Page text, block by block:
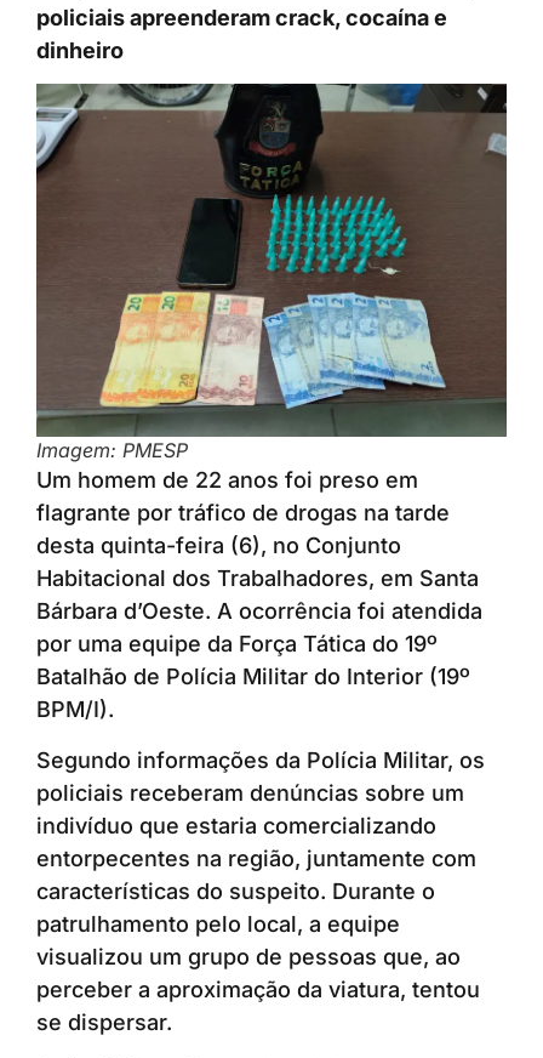
policiais apreenderam crack, cocaína e
dinheiro
Imagem: PMESP
Um homem de 22 anos foi preso em
flagrante por tráfico de drogas na tarde
desta quinta-feira (6), no Conjunto
Habitacional dos Trabalhadores, em Santa
Bárbara d’Oeste. A ocorrência foi atendida
por uma equipe da Força Tática do 19º
Batalhão de Polícia Militar do Interior (19º
BPM/I).
Segundo informações da Polícia Militar, os
policiais receberam denúncias sobre um
indivíduo que estaria comercializando
entorpecentes na região, juntamente com
características do suspeito. Durante o
patrulhamento pelo local, a equipe
visualizou um grupo de pessoas que, ao
perceber a aproximação da viatura, tentou
se dispersar.